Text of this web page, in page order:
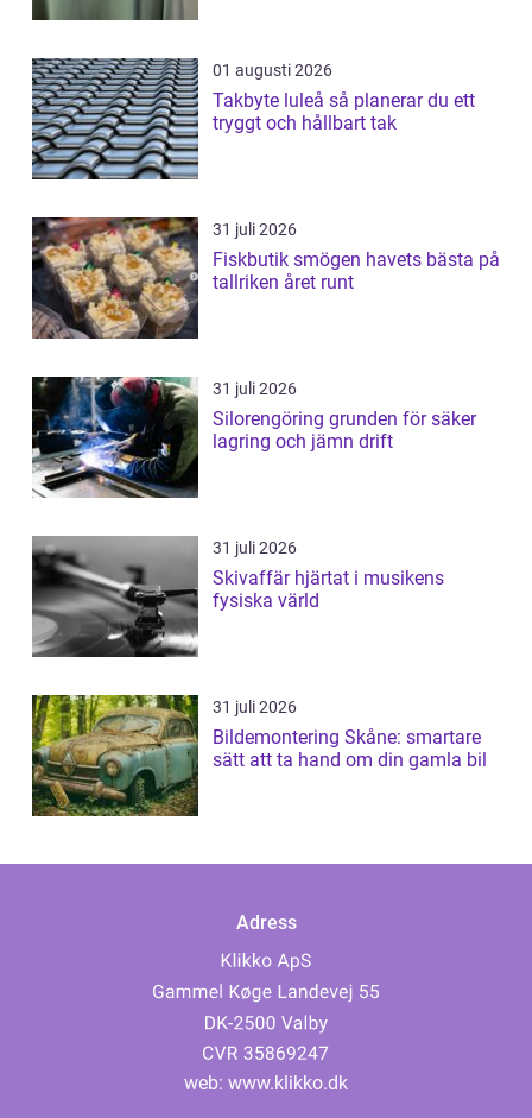
01 augusti 2026
Takbyte luleå så planerar du ett
tryggt och hållbart tak
31 juli 2026
Fiskbutik smögen havets bästa på
tallriken året runt
31 juli 2026
Silorengöring grunden för säker
lagring och jämn drift
31 juli 2026
Skivaffär hjärtat i musikens
fysiska värld
31 juli 2026
Bildemontering Skåne: smartare
sätt att ta hand om din gamla bil
Adress
web: www.klikko.dk